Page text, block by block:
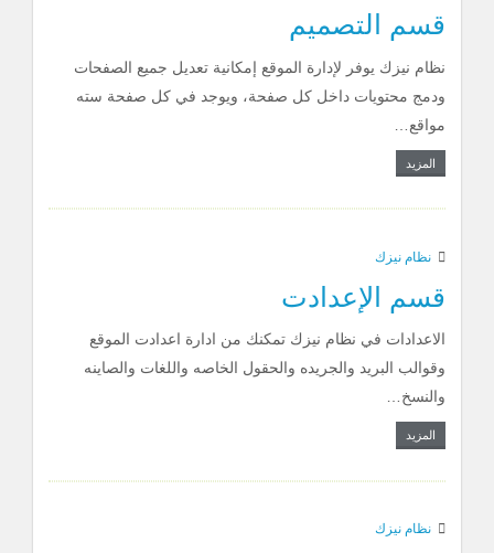
قسم التصميم
​نظام نيزك يوفر لإدارة الموقع إمكانية تعديل جميع الصفحات
ودمج محتويات داخل كل صفحة، ويوجد في كل صفحة سته
مواقع…
المزيد
نظام نيزك
قسم الإعدادت
الاعدادات في نظام نيزك تمكنك من ادارة اعدادت الموقع
وقوالب البريد والجريده والحقول الخاصه واللغات والصاينه
والنسخ…
المزيد
نظام نيزك